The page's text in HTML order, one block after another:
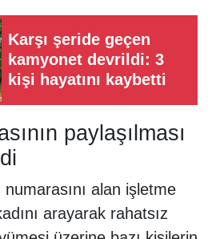
Karşı şeride geçen
kamyonet devrildi: 3
kişi hayatını kaybetti
paylaşılması
alan işletme
arayarak rahatsız